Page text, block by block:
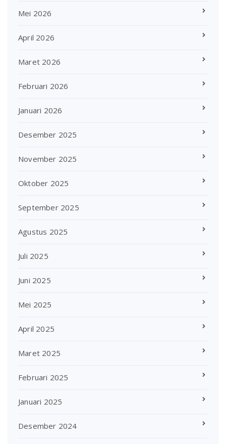
Mei 2026
April 2026
Maret 2026
Februari 2026
Januari 2026
Desember 2025
November 2025
Oktober 2025
September 2025
Agustus 2025
Juli 2025
Juni 2025
Mei 2025
April 2025
Maret 2025
Februari 2025
Januari 2025
Desember 2024